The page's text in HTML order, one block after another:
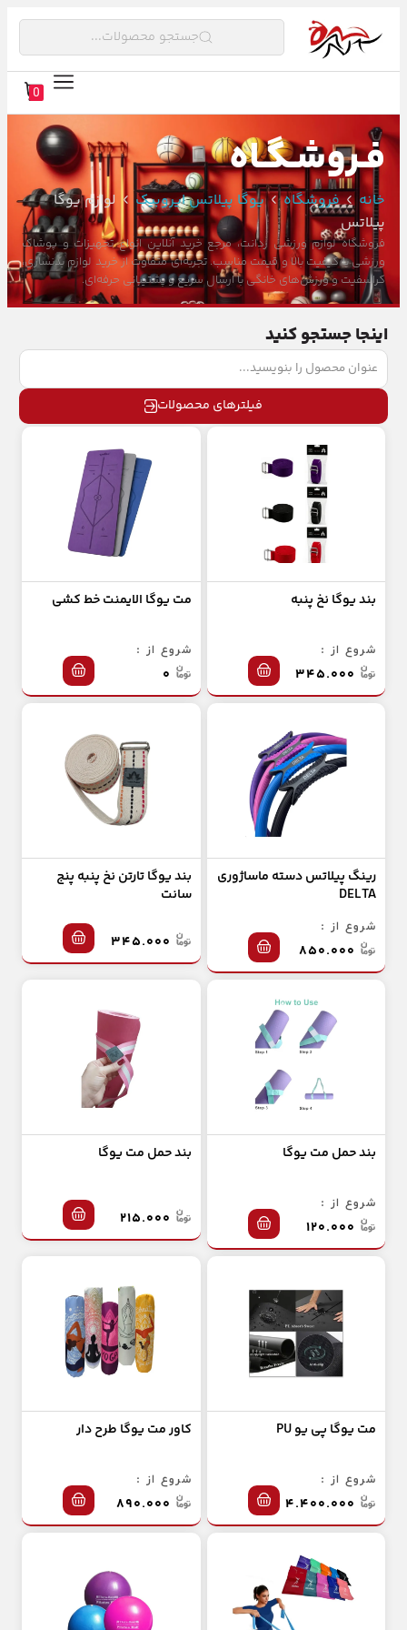
جستجو محصولات...
0
فـروشـگـاه
خانه فروشگاه یوگا پیلاتس ایروبیک
لوازم یوگا
پیلاتس
فروشگاه لوازم ورزشی ردانت، مرجع خرید آنلاین انواع تجهیزات و پوشاک
ورزشی با کیفیت بالا و قیمت مناسب. تجربه‌ای متفاوت از خرید لوازم بدنسازی،
کراسفیت و ورزش‌های خانگی با ارسال سریع و پشتیبانی حرفه‌ای.
اینجا جستجو کنید
فیلترهای محصولات
بند یوگا نخ پنبه
شروع از :
مت یوگا الایمنت خط کشی
شروع از :
رینگ پیلاتس دسته ماساژوری
DELTA
شروع از :
بند یوگا تارتن نخ پنبه پنج
سانت
بند حمل مت یوگا
شروع از :
بند حمل مت یوگا
مت یوگا پی یو PU
شروع از :
کاور مت یوگا طرح دار
شروع از :